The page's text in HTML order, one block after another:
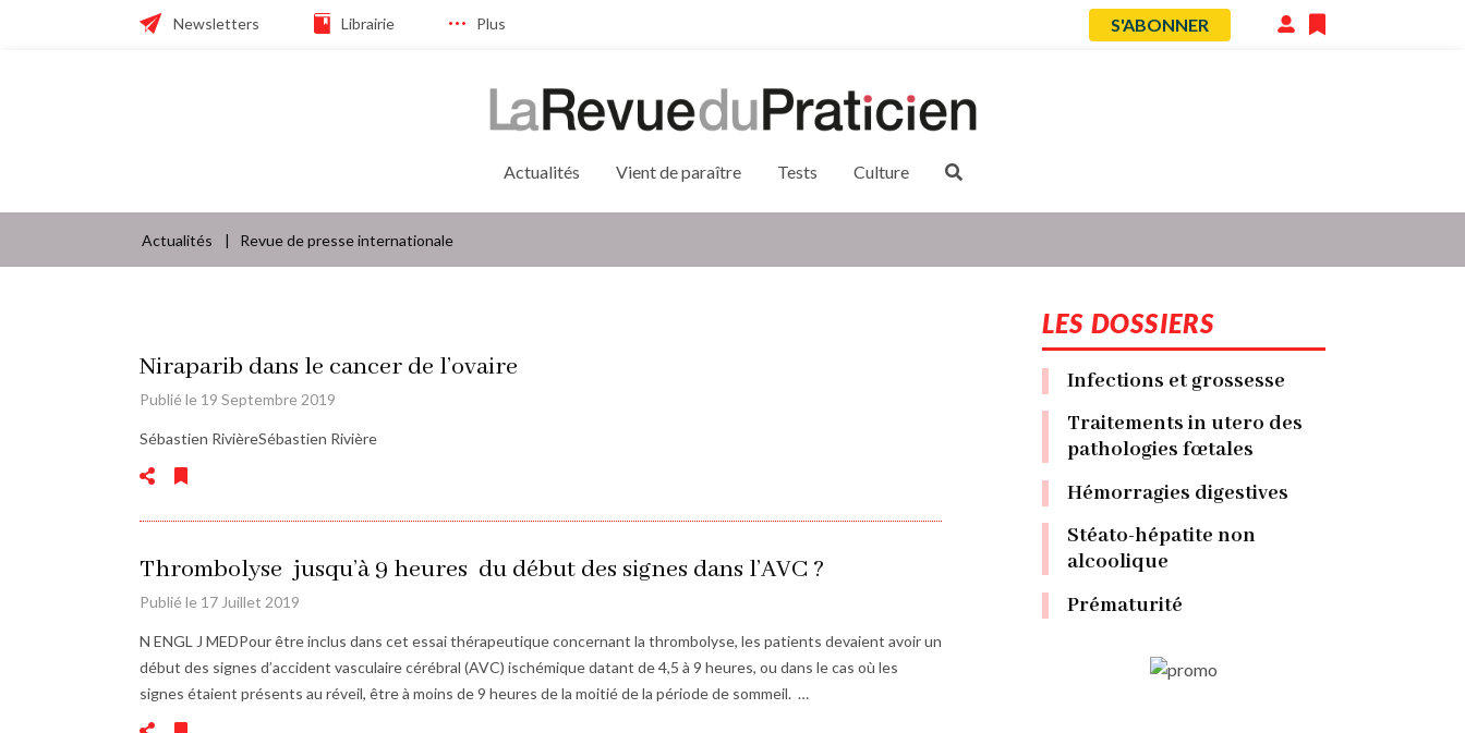
Header
Newsletters Librairie Plus
Menu
S'ABONNER
principale
Actualités Vient de paraître Tests Culture
Actualités Revue de presse internationale
Niraparib dans le cancer de l’ovaire
Publié le 19 Septembre 2019
Sébastien RivièreSébastien Rivière
Thrombolyse jusqu’à 9 heures du début des signes dans l’AVC ?
Publié le 17 Juillet 2019
N ENGL J MEDPour être inclus dans cet essai thérapeutique concernant la thrombolyse, les patients devaient avoir un
début des signes d’accident vasculaire cérébral (AVC) ischémique datant de 4,5 à 9 heures, ou dans le cas où les
signes étaient présents au réveil, être à moins de 9 heures de la moitié de la période de sommeil. …
LES DOSSIERS
Infections et grossesse
Traitements in utero des
pathologies fœtales
Hémorragies digestives
Stéato-hépatite non
alcoolique
Prématurité